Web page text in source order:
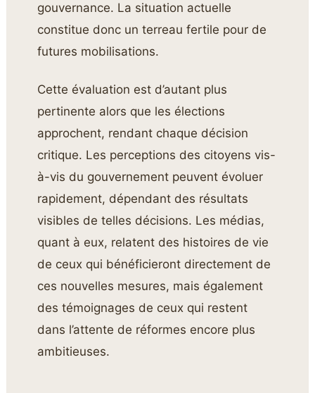
gouvernance. La situation actuelle
constitue donc un terreau fertile pour de
futures mobilisations.
Cette évaluation est d’autant plus
pertinente alors que les élections
approchent, rendant chaque décision
critique. Les perceptions des citoyens vis-
à-vis du gouvernement peuvent évoluer
rapidement, dépendant des résultats
visibles de telles décisions. Les médias,
quant à eux, relatent des histoires de vie
de ceux qui bénéficieront directement de
ces nouvelles mesures, mais également
des témoignages de ceux qui restent
dans l’attente de réformes encore plus
ambitieuses.